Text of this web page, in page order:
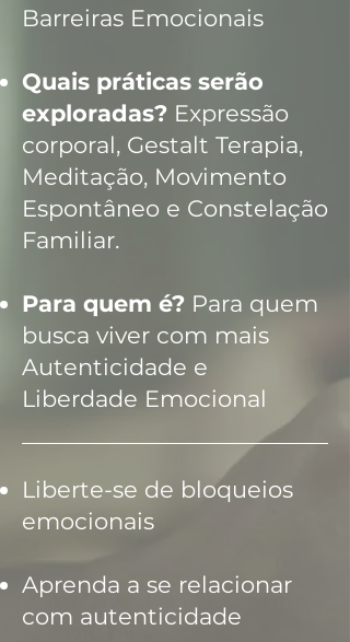
Barreiras Emocionais
Quais práticas serão
exploradas? Expressão
corporal, Gestalt Terapia,
Meditação, Movimento
Espontâneo e Constelação
Familiar.
Para quem é? Para quem
busca viver com mais
Autenticidade e
Liberdade Emocional
Liberte-se de bloqueios
emocionais
Aprenda a se relacionar
com autenticidade